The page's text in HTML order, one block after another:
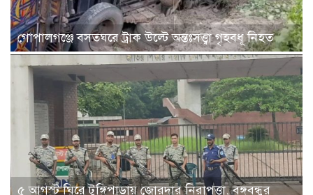
গোপালগঞ্জে বসতঘরে ট্রাক উল্টে অন্তঃসত্ত্বা গৃহবধূ নিহত
৫ আগস্ট ঘিরে টুঙ্গিপাড়ায় জোরদার নিরাপত্তা, বঙ্গবন্ধুর